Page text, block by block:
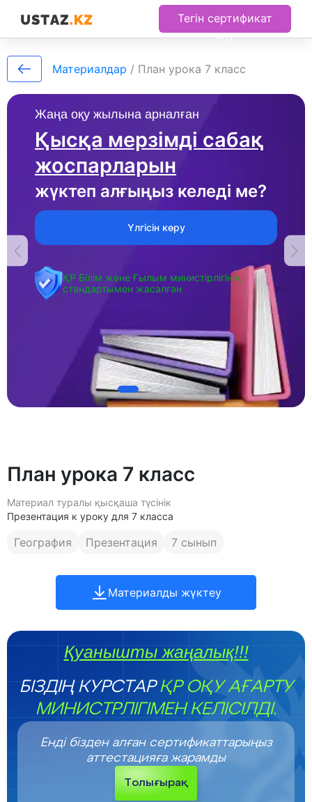
Тегін сертификат
алу
Жаңа оқу жылына арналған
Қысқа мерзімді сабақ
жоспарларын
жүктеп алғыңыз келеді ме?
Үлгісін көру
ҚР Білім және Ғылым министірлігінің
стандартымен жасалған
Материалдар / План урока 7 класс
План урока 7 класс
Материал туралы қысқаша түсінік
Презентация к уроку для 7 класса
География Презентация 7 сынып
Материалды жүктеу
Қуанышты жаңалық!!!
БІЗДІҢ КУРСТАРҚР ОҚУ АҒАРТУ
МИНИСТРЛІГІМЕН КЕЛІСІЛДІ.
Енді бізден алған сертификаттарыңыз
аттестацияға жарамды
Толығырақ